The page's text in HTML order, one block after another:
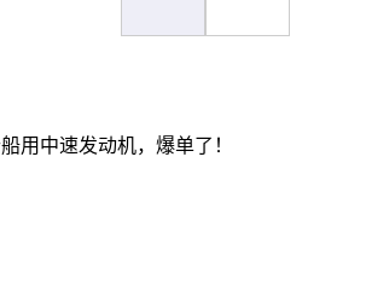
用中速发动机，爆单了！